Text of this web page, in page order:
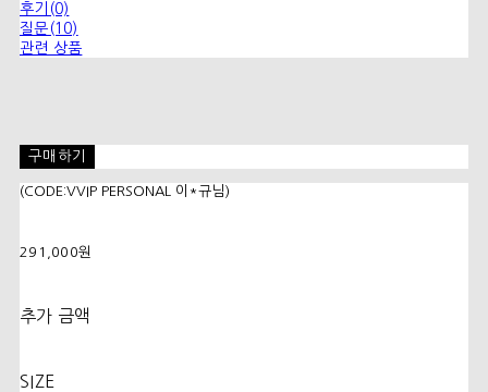
후기(0)
질문(10)
관련 상품
구매하기
(CODE:VVIP PERSONAL 이*규님)
291,000원
추가 금액
SIZE